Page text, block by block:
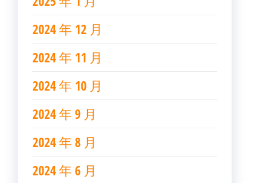
2024 年 12 月
2024 年 11 月
2024 年 10 月
2024 年 9 月
2024 年 8 月
2024 年 6 月